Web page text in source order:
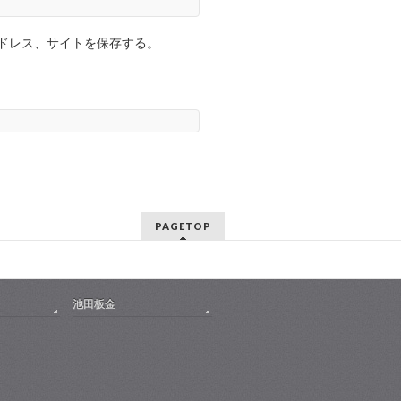
ス、サイトを保存する。
PAGETOP
池田板金